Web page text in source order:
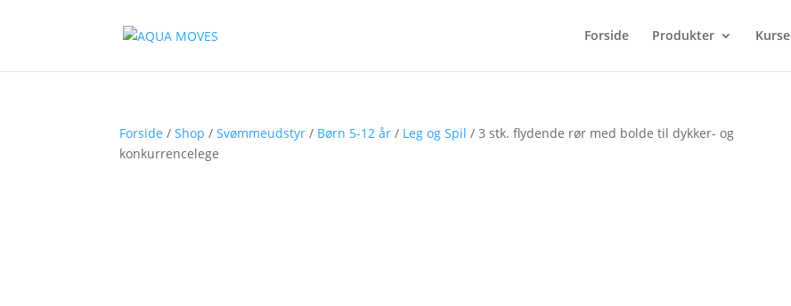
Forside Produkter
Forside /Shop /Svømmeudstyr / Børn 5-12 år / Leg og Spil / 3 stk. flydende rør med bolde til dykker- og
konkurrencelege